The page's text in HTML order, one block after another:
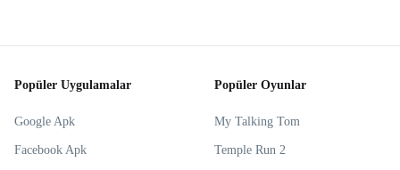
Popüler Uygulamalar
Google Apk
Facebook Apk
Popüler Oyunlar
My Talking Tom
Temple Run 2